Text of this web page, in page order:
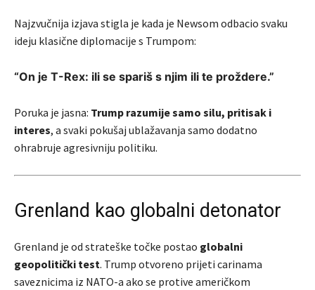
Najzvučnija izjava stigla je kada je Newsom odbacio svaku
ideju klasične diplomacije s Trumpom:
“On je T-Rex: ili se spariš s njim ili te proždere.”
Poruka je jasna: Trump razumije samo silu, pritisak i
interes, a svaki pokušaj ublažavanja samo dodatno
ohrabruje agresivniju politiku.
Grenland kao globalni detonator
Grenland je od strateške točke postao globalni
geopolitički test. Trump otvoreno prijeti carinama
saveznicima iz NATO-a ako se protive američkom